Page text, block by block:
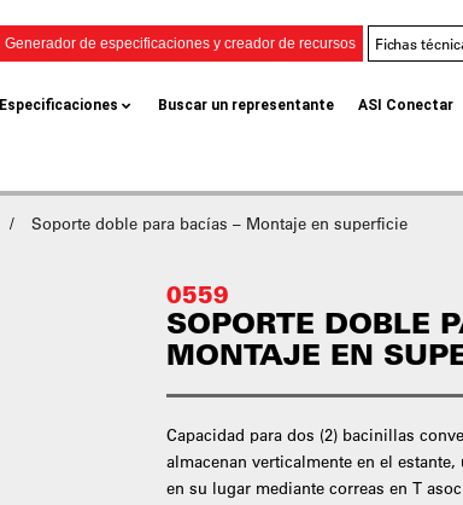
Generador de especificaciones y creador de recursos Fichas
Especificaciones Buscar un representante ASI Conectar
Soporte doble para bacías – Montaje en superficie
0559
SOPORTE DOBLE
MONTAJE EN
Capacidad para dos (2) bacinillas
almacenan verticalmente en el
en su lugar mediante correas en T